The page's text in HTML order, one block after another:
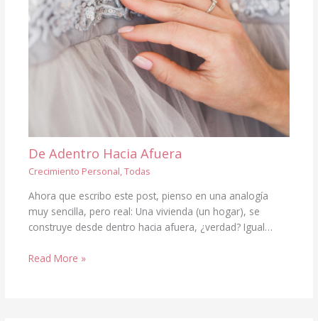
De Adentro Hacia Afuera
Crecimiento Personal,Todas
Ahora que escribo este post, pienso en una analogía
muy sencilla, pero real: Una vivienda (un hogar), se
construye desde dentro hacia afuera, ¿verdad? Igual…
Read More »